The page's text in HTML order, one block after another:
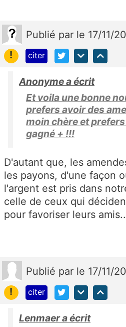
Publié par le 17/11/
!
citer
Anonyme a écrit
Et voila une bonne
prefers avoir des
moin chère et
gagné + !!!
D'autant que, les
les payons, d'une façon
l'argent est pris dans
celle de ceux qui
pour favoriser leurs
Publié par le 17/11/
!
citer
Lenmaer a écrit